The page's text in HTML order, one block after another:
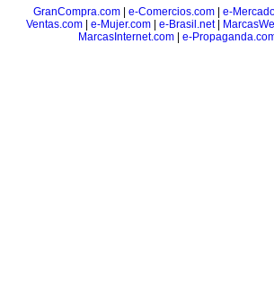
GranCompra.com
e-Comercios.com
e-
Ventas.com| e-Mujer.com| e-Brasil.net|
MarcasInternet.com
e-